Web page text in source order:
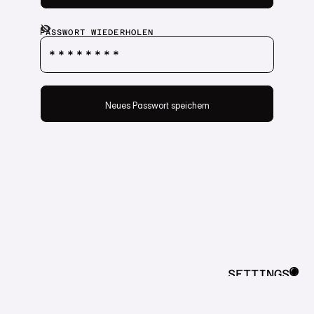
SETTINGS
PASSWORT WIEDERHOLEN
Neues Passwort speichern
Neues Passwort speichern